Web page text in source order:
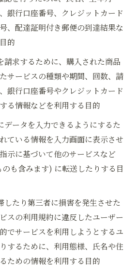
銀行口座番号、クレジットカード
、配達証明付き郵便の到達結果な
的
請求するために、購入された商品
サービスの種類や期間、回数、請
銀行口座番号やクレジットカード
る情報などを利用する目的
データを入力できるようにするた
ている情報を入力画面に表示させ
示に基づいて他のサービスなど
も含みます) に転送したりする目
したり第三者に損害を発生させた
スの利用規約に違反したユーザー
でサービスを利用しようとするユ
するために、利用態様、氏名や住
ための情報を利用する目的